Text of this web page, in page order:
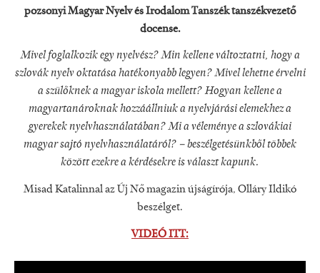
pozsonyi Magyar Nyelv és Irodalom Tanszék tanszékvezető
docense.
Mivel foglalkozik egy nyelvész? Min kellene változtatni, hogy a
szlovák nyelv oktatása hatékonyabb legyen? Mivel lehetne érvelni
a szülőknek a magyar iskola mellett? Hogyan kellene a
magyartanároknak hozzáállniuk a nyelvjárási elemekhez a
gyerekek nyelvhasználatában? Mi a véleménye a szlovákiai
magyar sajtó nyelvhasználatáról? – beszélgetésünkből többek
között ezekre a kérdésekre is választ kapunk.
Misad Katalinnal az Új Nő magazin újságírója, Olláry Ildikó
beszélget.
VIDEÓ ITT: